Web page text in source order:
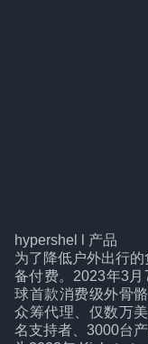
hypershel l 产品
为了降低户外出行
备付费。2023年3
球首款消费级外骨
众筹代理、仅数万
名支持者、3000台